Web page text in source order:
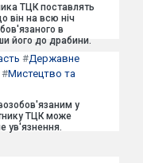
ТЦК поставлять
він на всю ніч
в
його до драбини.
#Державне
#Мистецтво та
у
ТЦК може
ув'язнення.